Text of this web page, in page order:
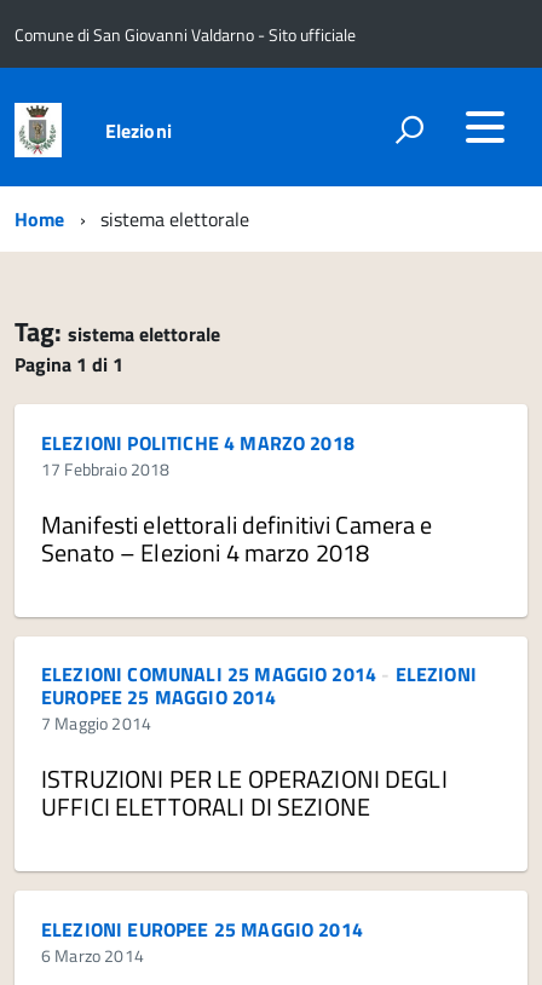
Comune di San Giovanni Valdarno - Sito ufficiale
Elezioni
Home sistema elettorale
Tag: sistema elettorale
Pagina 1 di 1
ELEZIONI POLITICHE 4 MARZO 2018
17 Febbraio 2018
Manifesti elettorali definitivi Camera e
Senato – Elezioni 4 marzo 2018
ELEZIONI COMUNALI 25 MAGGIO 2014 - ELEZIONI
EUROPEE 25 MAGGIO 2014
7 Maggio 2014
ISTRUZIONI PER LE OPERAZIONI DEGLI
UFFICI ELETTORALI DI SEZIONE
ELEZIONI EUROPEE 25 MAGGIO 2014
6 Marzo 2014